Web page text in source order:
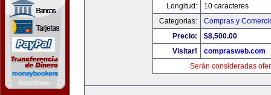
Longitud:
10 caracteres
Categorias:
Compras y
Precio:
$8,500.00
Visitar!
comprasweb.com
Serán consideradas